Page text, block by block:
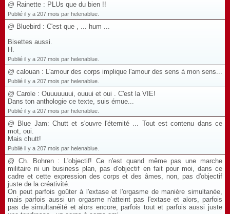
@ Rainette : PLUs que du bien !!
Publié il y a 207 mois par helenablue.
@ Bluebird : C'est que , ... hum ...
Bisettes aussi.
H.
Publié il y a 207 mois par helenablue.
@ calouan : L'amour des corps implique l'amour des sens à mon sens...
Publié il y a 207 mois par helenablue.
@ Carole : Ouuuuuuui, ouuui et oui . C'est la VIE!
Dans ton anthologie ce texte, suis émue...
Publié il y a 207 mois par helenablue.
@ Blue Jam: Chutt et s'ouvre l'éternité ... Tout est contenu dans ce
mot, oui.
Mais chutt!
Publié il y a 207 mois par helenablue.
@ Ch. Bohren : L'objectif! Ce n'est quand même pas une marche
militaire ni un business plan, pas d'objectif en fait pour moi, dans ce
cadre et cette expression des corps et des âmes, non, pas d'objectif
juste de la créativité.
On peut parfois goûter à l'extase et l'orgasme de manière simultanée,
mais parfois aussi un orgasme n'atteint pas l'extase et alors, parfois
pas de simultanéité et alors encore, parfois tout et parfois aussi juste